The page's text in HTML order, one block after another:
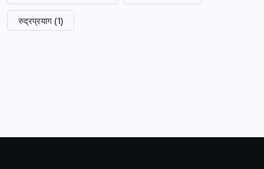
रुद्रप्रयाग (1)